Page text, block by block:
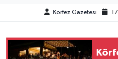
Körfez Gazetesi